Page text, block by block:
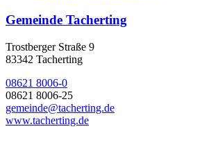
Gemeinde Tacherting
Trostberger Straße 9
83342 Tacherting
08621 8006-0
08621 8006-25
gemeinde@tacherting.de
www.tacherting.de